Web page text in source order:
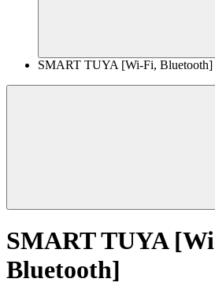
SMART TUYA [Wi-Fi, Bluetooth]
SMART TUYA
Bluetooth]